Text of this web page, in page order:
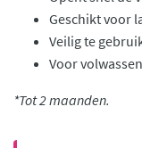
Geschikt voor
Veilig te
Voor
*Tot 2 maanden.